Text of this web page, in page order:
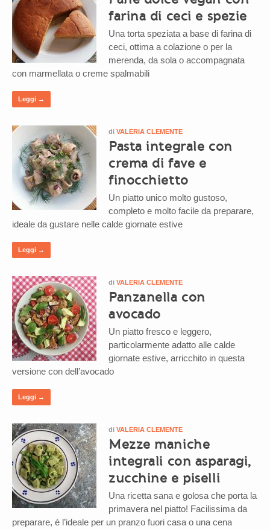
farina di ceci e spezie
Una torta speziata a base di farina di
ceci, ottima a colazione o per la
merenda, da sola o accompagnata
con marmellata o creme spalmabili
Leggi →
di VALERIA CLEMENTE
Pasta integrale con
crema di fave e
finocchietto
Un piatto unico molto gustoso,
completo e molto facile da preparare,
ideale da gustare nelle calde giornate estive
Leggi →
di VALERIA CLEMENTE
Panzanella con
avocado
Un piatto fresco e leggero,
particolarmente adatto alle calde
giornate estive, arricchito in questa
versione con dell’avocado
Leggi →
di VALERIA CLEMENTE
Mezze maniche
integrali con asparagi,
zucchine e piselli
Una ricetta sana e golosa che porta la
primavera nel piatto! Facilissima da
preparare, è l’ideale per un pranzo fuori casa o una cena